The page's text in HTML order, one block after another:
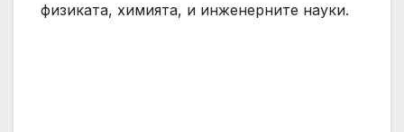
физиката, химията, и инженерните науки.